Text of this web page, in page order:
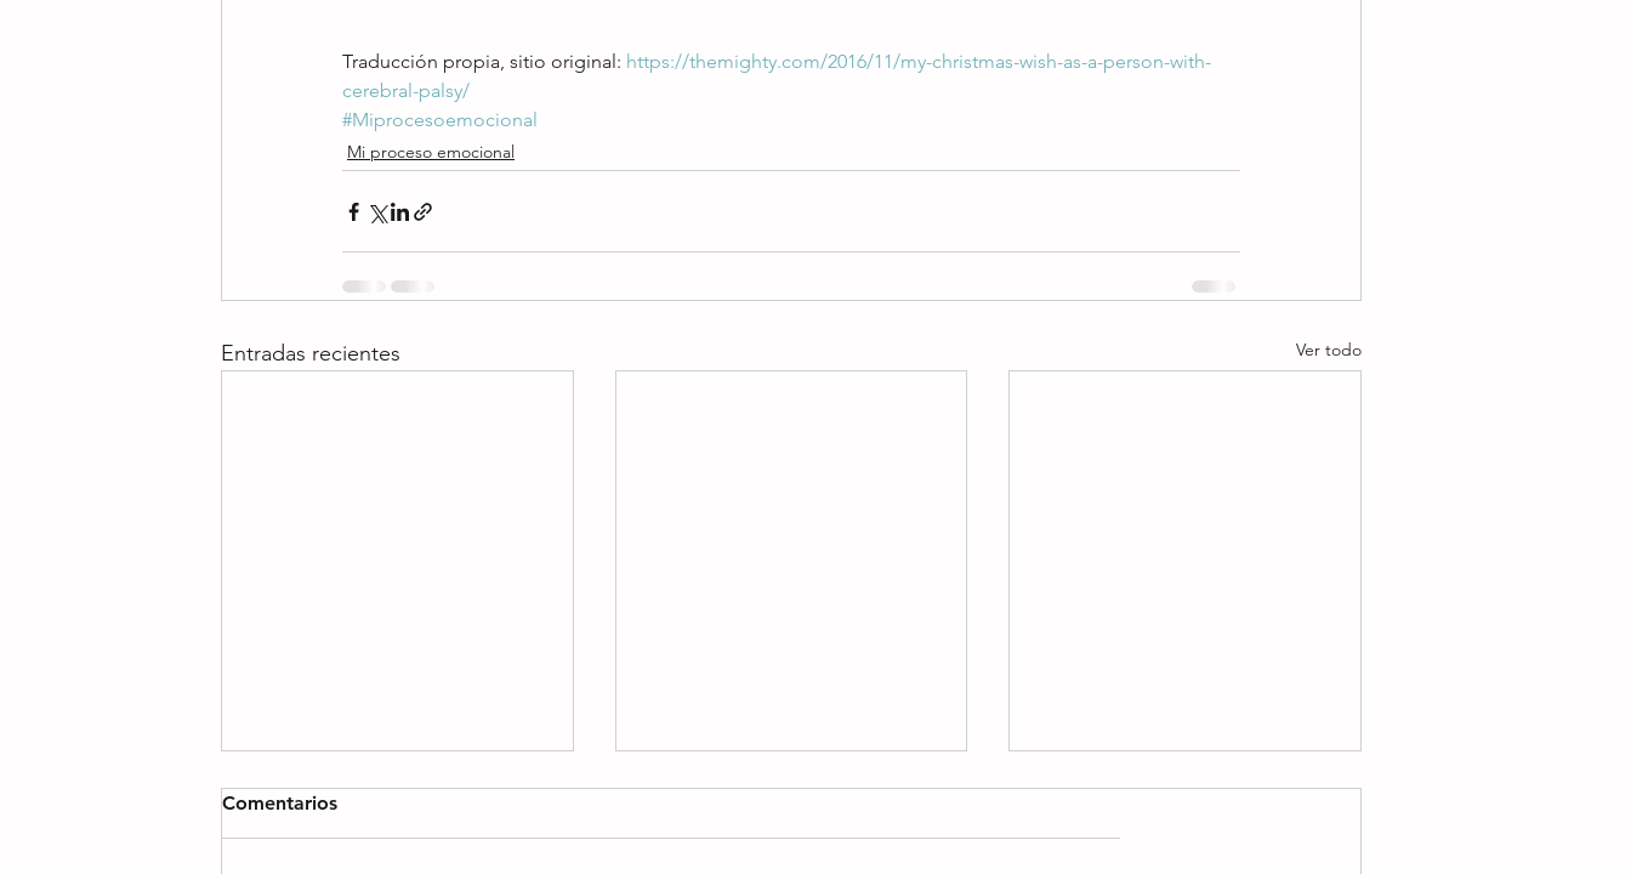
Traducción propia, sitio original: https://themighty.com/2016/11/my-christmas-wish-as-a-person-with-
cerebral-palsy/
#Miprocesoemocional
Mi proceso emocional
Entradas recientes Ver todo
Comentarios